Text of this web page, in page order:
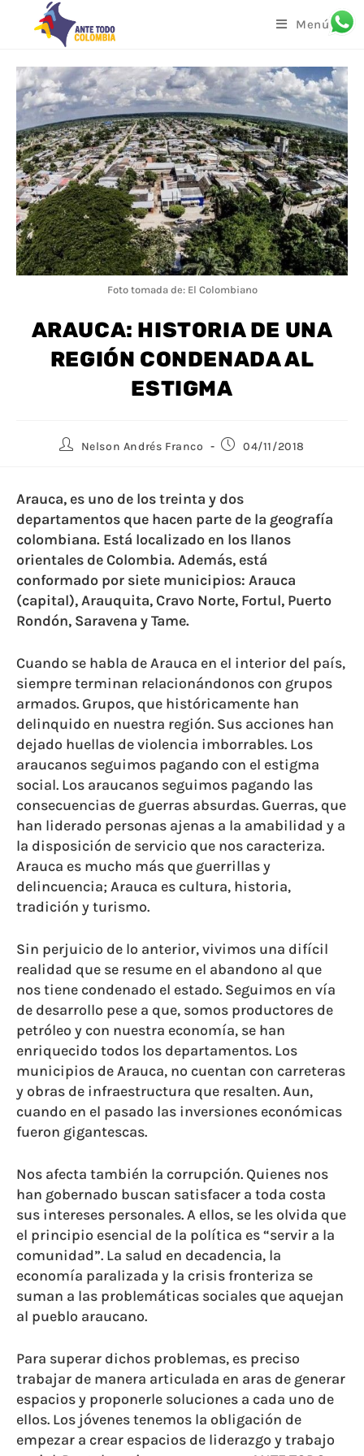
Menú
Foto tomada de: El Colombiano
ARAUCA: HISTORIA DE UNA
REGIÓN CONDENADA AL
ESTIGMA
Nelson Andrés Franco 04/11/2018
Arauca, es uno de los treinta y dos
departamentos que hacen parte de la geografía
colombiana. Está localizado en los llanos
orientales de Colombia. Además, está
conformado por siete municipios: Arauca
(capital), Arauquita, Cravo Norte, Fortul, Puerto
Rondón, Saravena y Tame.
Cuando se habla de Arauca en el interior del país,
siempre terminan relacionándonos con grupos
armados. Grupos, que históricamente han
delinquido en nuestra región. Sus acciones han
dejado huellas de violencia imborrables. Los
araucanos seguimos pagando con el estigma
social. Los araucanos seguimos pagando las
consecuencias de guerras absurdas. Guerras, que
han liderado personas ajenas a la amabilidad y a
la disposición de servicio que nos caracteriza.
Arauca es mucho más que guerrillas y
delincuencia; Arauca es cultura, historia,
tradición y turismo.
Sin perjuicio de lo anterior, vivimos una difícil
realidad que se resume en el abandono al que
nos tiene condenado el estado. Seguimos en vía
de desarrollo pese a que, somos productores de
petróleo y con nuestra economía, se han
enriquecido todos los departamentos. Los
municipios de Arauca, no cuentan con carreteras
y obras de infraestructura que resalten. Aun,
cuando en el pasado las inversiones económicas
fueron gigantescas.
Nos afecta también la corrupción. Quienes nos
han gobernado buscan satisfacer a toda costa
sus intereses personales. A ellos, se les olvida que
el principio esencial de la política es “servir a la
comunidad”. La salud en decadencia, la
economía paralizada y la crisis fronteriza se
suman a las problemáticas sociales que aquejan
al pueblo araucano.
Para superar dichos problemas, es preciso
trabajar de manera articulada en aras de generar
espacios y proponerle soluciones a cada uno de
ellos. Los jóvenes tenemos la obligación de
empezar a crear espacios de liderazgo y trabajo